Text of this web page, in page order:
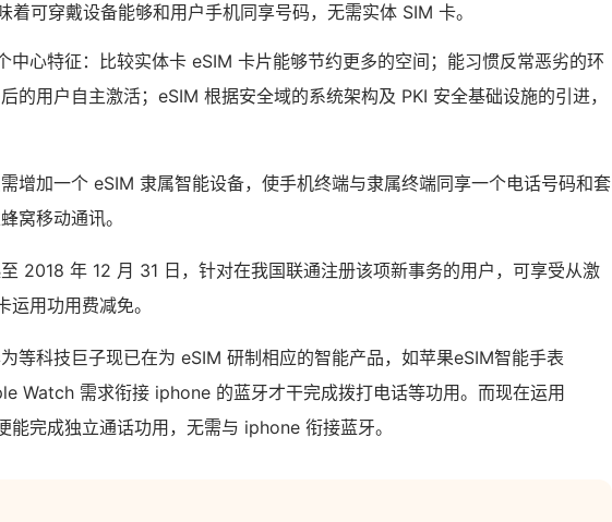
着可穿戴设备能够和用户手机同享号码，无需实体 SIM 卡。
中心特征：比较实体卡 eSIM 卡片能够节约更多的空间；能习惯反常恶劣的环
的用户自主激活；eSIM 根据安全域的系统架构及 PKI 安全基础设施的引进，
增加一个 eSIM 隶属智能设备，使手机终端与隶属终端同享一个电话号码和套
窝移动通讯。
2018 年 12 月 31 日，针对在我国联通注册该项新事务的用户，可享受从激
用功用费减免。
等科技巨子现已在为 eSIM 研制相应的智能产品，如苹果eSIM智能手表
Watch 需求衔接 iphone 的蓝牙才干完成拨打电话等功用。而现在运用
完成独立通话功用，无需与 iphone 衔接蓝牙。